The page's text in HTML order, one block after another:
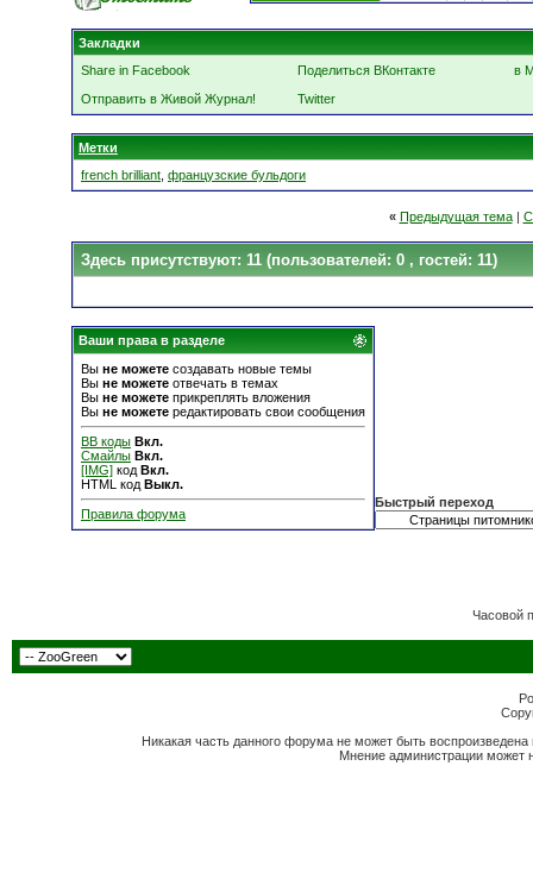
Закладки
Share in Facebook
Поделиться ВКонтакте
в
Отправить в Живой Журнал!
Twitter
Метки
french brilliant французские бульдоги
« Предыдущая тема|
Здесь присутствуют: 11 (пользователей: 0 , гостей: 11)
Ваши права в разделе
Вы не можете создавать новые темы
Вы не можете отвечать в темах
Вы не можете прикреплять вложения
Вы не можете редактировать свои сообщения
BB коды Вкл.
Смайлы Вкл.
[IMG] код Вкл.
HTML код Выкл.
Правила форума
Быстрый переход
Часовой
Никакая часть данного форума не может быть
Мнение администрации может